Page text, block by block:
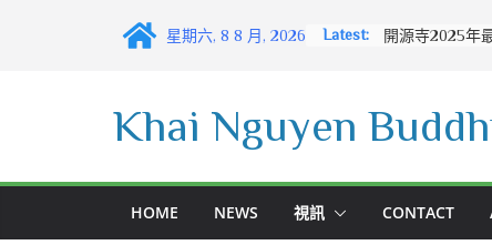
星期六, 8 8 月, 2026 Latest:
Khai Nguyen
HOME NEWS 視訊 CONTACT